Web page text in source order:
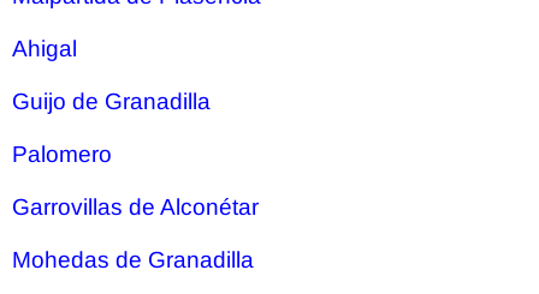
Ahigal
Guijo de Granadilla
Palomero
Garrovillas de Alconétar
Mohedas de Granadilla